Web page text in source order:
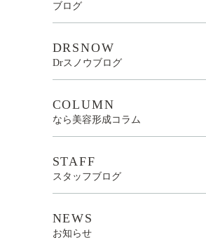
ブログ
DRSNOW
Drスノウブログ
COLUMN
なら美容形成コラム
STAFF
スタッフブログ
NEWS
お知らせ